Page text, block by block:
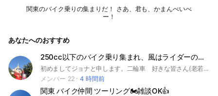
関東のバイク乗りの集まりだ！ さあ、君も、かまんべいべ
ー！
あなたへのおすすめ
250cc以下のバイク乗り集まれ、風はライダーの友達👍…チーム・おむすび🍙
初めましてジョナと申します。二輪車 好きな皆さん(老若男女問わず)🎶楽しく会話出来たら良いなぁ😋基本自由ですが常識の範囲で…マナー良くお喋りしましょう 🈁で仲間が出来たらツーリングなど🤔良いねぇ👍海が好き…山が好き…夏の風大好き づぼらな管理人ですが（笑） 時々やって居ます😁オープンチャットです 宜しくお願いします🙇
メンバー 22
4 時間前
関東 バイク仲間 ツーリング🏍雑談OK👍